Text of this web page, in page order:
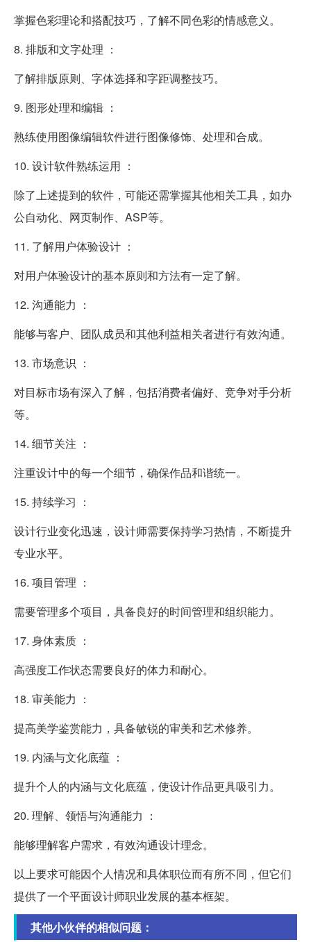
掌握色彩理论和搭配技巧，了解不同色彩的情感意义。
8. 排版和文字处理 ：
了解排版原则、字体选择和字距调整技巧。
9. 图形处理和编辑 ：
熟练使用图像编辑软件进行图像修饰、处理和合成。
10. 设计软件熟练运用 ：
除了上述提到的软件，可能还需掌握其他相关工具，如办
公自动化、网页制作、ASP等。
11. 了解用户体验设计 ：
对用户体验设计的基本原则和方法有一定了解。
12. 沟通能力 ：
能够与客户、团队成员和其他利益相关者进行有效沟通。
13. 市场意识 ：
对目标市场有深入了解，包括消费者偏好、竞争对手分析
等。
14. 细节关注 ：
注重设计中的每一个细节，确保作品和谐统一。
15. 持续学习 ：
设计行业变化迅速，设计师需要保持学习热情，不断提升
专业水平。
16. 项目管理 ：
需要管理多个项目，具备良好的时间管理和组织能力。
17. 身体素质 ：
高强度工作状态需要良好的体力和耐心。
18. 审美能力 ：
提高美学鉴赏能力，具备敏锐的审美和艺术修养。
19. 内涵与文化底蕴 ：
提升个人的内涵与文化底蕴，使设计作品更具吸引力。
20. 理解、领悟与沟通能力 ：
能够理解客户需求，有效沟通设计理念。
以上要求可能因个人情况和具体职位而有所不同，但它们
提供了一个平面设计师职业发展的基本框架。
其他小伙伴的相似问题：